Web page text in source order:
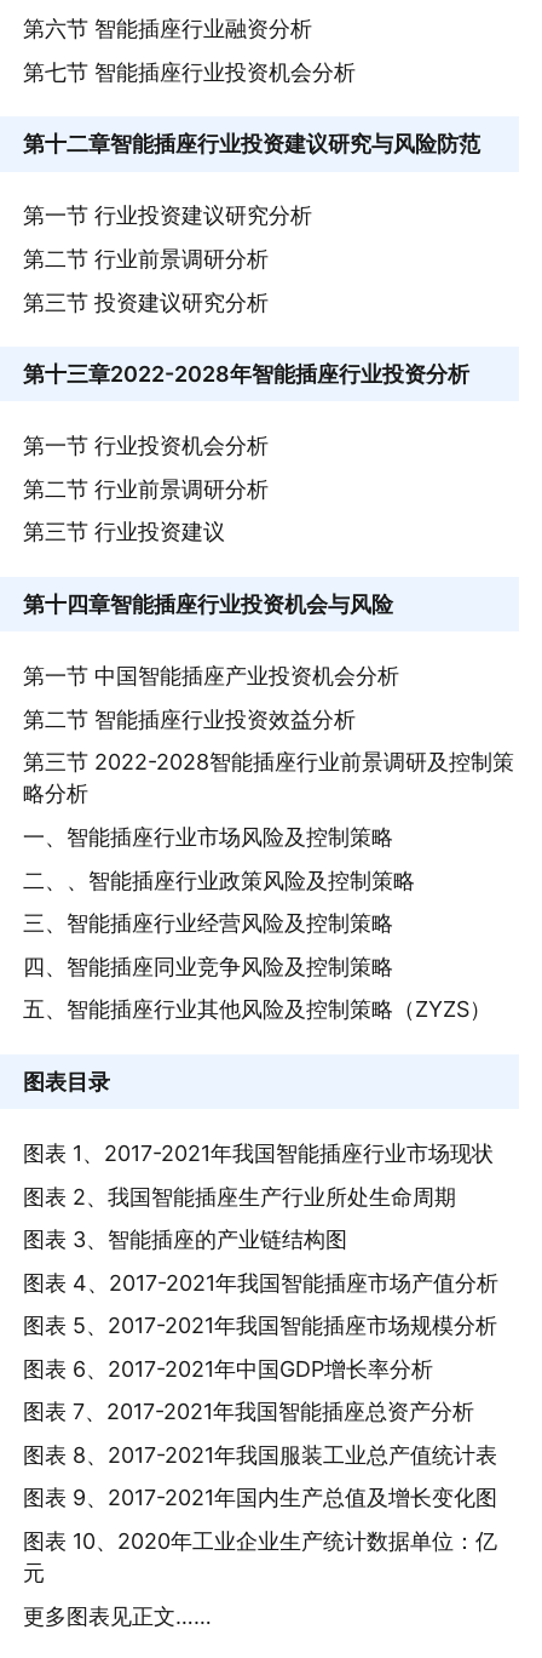
第六节 智能插座行业融资分析
第七节 智能插座行业投资机会分析
第十二章智能插座行业投资建议研究与风险防范
第一节 行业投资建议研究分析
第二节 行业前景调研分析
第三节 投资建议研究分析
第十三章2022-2028年智能插座行业投资分析
第一节 行业投资机会分析
第二节 行业前景调研分析
第三节 行业投资建议
第十四章智能插座行业投资机会与风险
第一节 中国智能插座产业投资机会分析
第二节 智能插座行业投资效益分析
第三节 2022-2028智能插座行业前景调研及控制策
略分析
一、智能插座行业市场风险及控制策略
二、、智能插座行业政策风险及控制策略
三、智能插座行业经营风险及控制策略
四、智能插座同业竞争风险及控制策略
五、智能插座行业其他风险及控制策略（ZYZS）
图表目录
图表 1、2017-2021年我国智能插座行业市场现状
图表 2、我国智能插座生产行业所处生命周期
图表 3、智能插座的产业链结构图
图表 4、2017-2021年我国智能插座市场产值分析
图表 5、2017-2021年我国智能插座市场规模分析
图表 6、2017-2021年中国GDP增长率分析
图表 7、2017-2021年我国智能插座总资产分析
图表 8、2017-2021年我国服装工业总产值统计表
图表 9、2017-2021年国内生产总值及增长变化图
图表 10、2020年工业企业生产统计数据单位：亿
元
更多图表见正文……